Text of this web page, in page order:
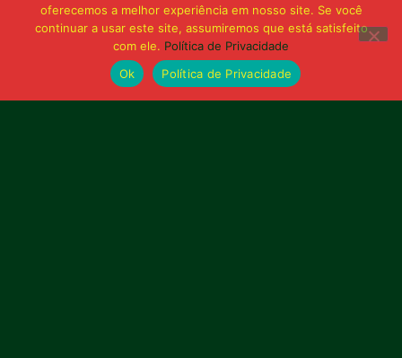
oferecemos a melhor experiência em nosso site. Se você
continuar a usar este site, assumiremos que está satisfeito
com ele. Política de Privacidade
Ok
Política de Privacidade